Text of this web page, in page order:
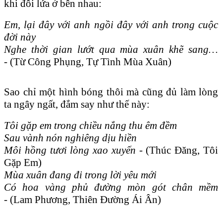
khi đôi lứa ở bên nhau:
Em, lại đây với anh ngồi đây với anh trong cuộc
đời này
Nghe thời gian lướt qua mùa xuân khẽ sang…
- (Từ Công Phụng, Tự Tình Mùa Xuân)
Sao chỉ một hình bóng thôi mà cũng đủ làm lòng
ta ngây ngất, đắm say như thế này:
Tôi gặp em trong chiều nắng thu êm đềm
Sau vành nón nghiêng dịu hiền
Môi hồng tươi lòng xao xuyến - (Thúc Đăng, Tôi
Gặp Em)
Mùa xuân đang đi trong lời yêu mới
Có hoa vàng phủ đường mòn gót chân mềm
- (Lam Phương, Thiên Đường Ái Ân)